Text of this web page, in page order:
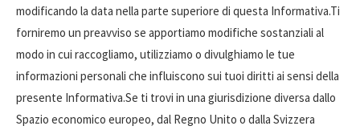
modificando la data nella parte superiore di questa Informativa.Ti
forniremo un preavviso se apportiamo modifiche sostanziali al
modo in cui raccogliamo, utilizziamo o divulghiamo le tue
informazioni personali che influiscono sui tuoi diritti ai sensi della
presente Informativa.Se ti trovi in ​​una giurisdizione diversa dallo
Spazio economico europeo, dal Regno Unito o dalla Svizzera